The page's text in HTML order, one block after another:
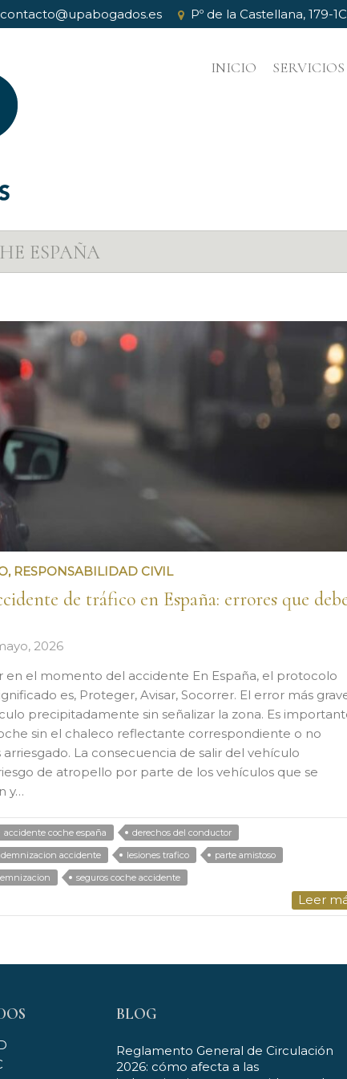
contacto@upabogados.es Pº de la Castellana, 179-
INICIO SERVICIOS
ESPAÑA
, RESPONSABILIDAD CIVIL
de tráfico en España: errores que
2026
en el momento del accidente En España, el protocolo
es, Proteger, Avisar, Socorrer. El error más
precipitadamente sin señalizar la zona. Es
sin el chaleco reflectante correspondiente o no
arriesgado. La consecuencia de salir del vehículo
de atropello por parte de los vehículos que se
y…
accidente coche españa
derechos del conductor
accidente lesiones trafico
parte amistoso
seguros coche accidente
Leer
BLOG
Reglamento General de Circulación
2026: cómo afecta a las